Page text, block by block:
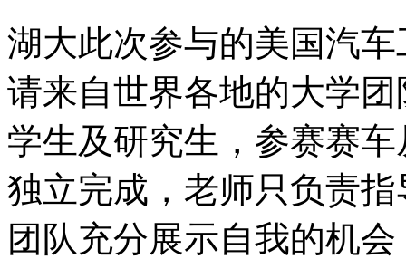
湖大此次参与的美国汽
请来自世界各地的大学
学生及研究生，参赛赛
独立完成，老师只负责
团队充分展示自我的机